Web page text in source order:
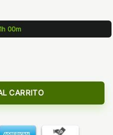
00m
by Bombo cantidad
CARRITO